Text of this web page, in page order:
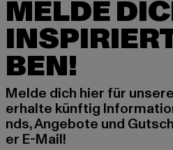
MELDE
BEN!
Melde dich hier für
erhalte künftig
nds, Angebote und
er E-Mail!